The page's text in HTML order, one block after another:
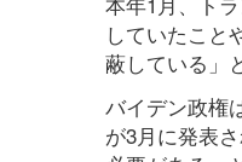
していたこと
蔽している」
バイデン政権
が3月に発表